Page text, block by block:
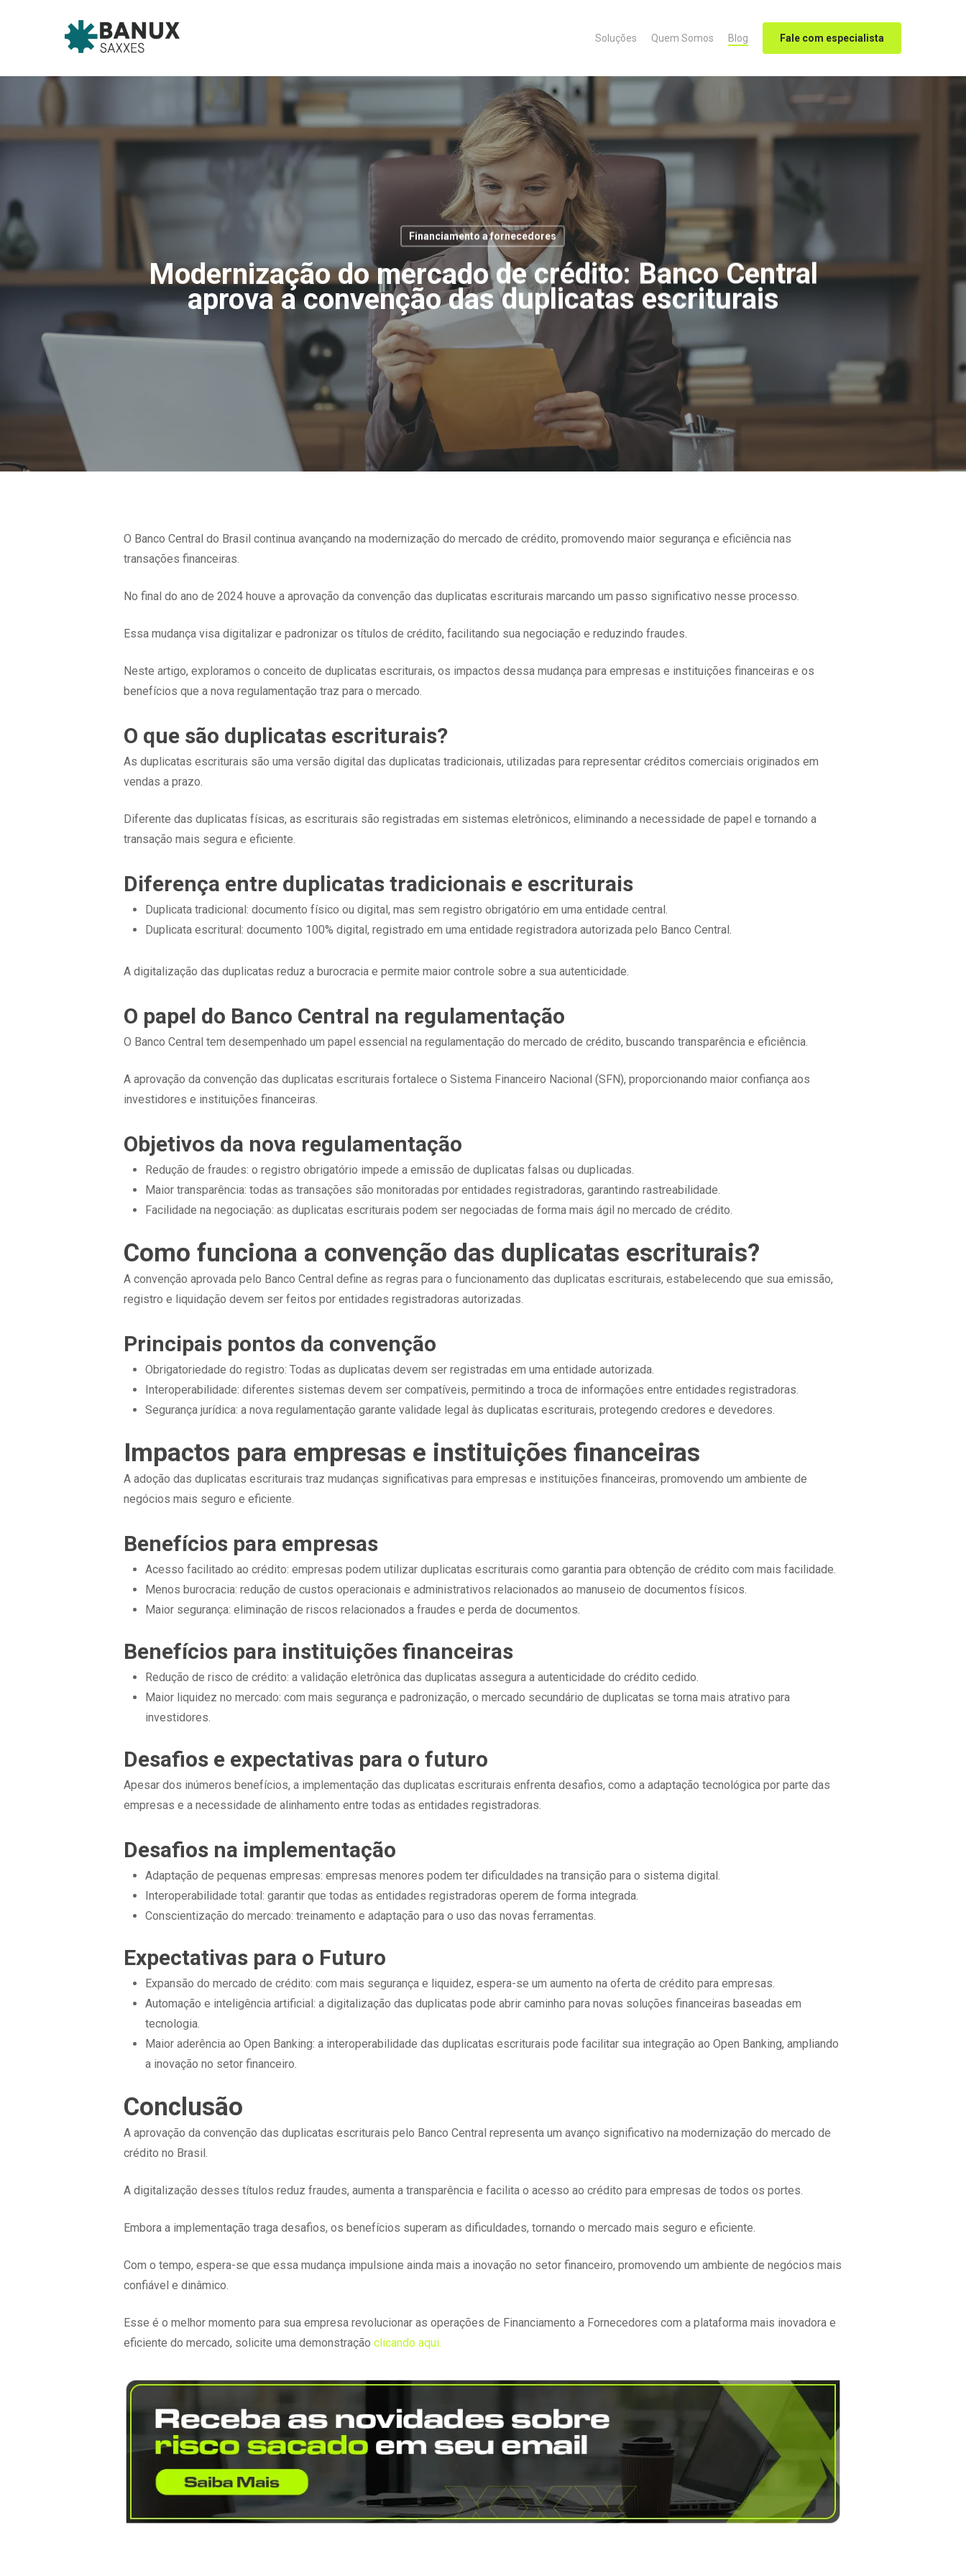
Soluções Quem Somos Blog Fale com especialista
Financiamento a fornecedores
Modernização do mercado de crédito: Banco Central
aprova a convenção das duplicatas escriturais
O Banco Central do Brasil continua avançando na modernização do mercado de crédito, promovendo maior segurança e eficiência nas
transações financeiras.
No final do ano de 2024 houve a aprovação da convenção das duplicatas escriturais marcando um passo significativo nesse processo.
Essa mudança visa digitalizar e padronizar os títulos de crédito, facilitando sua negociação e reduzindo fraudes.
Neste artigo, exploramos o conceito de duplicatas escriturais, os impactos dessa mudança para empresas e instituições financeiras e os
benefícios que a nova regulamentação traz para o mercado.
O que são duplicatas escriturais?
As duplicatas escriturais são uma versão digital das duplicatas tradicionais, utilizadas para representar créditos comerciais originados em
vendas a prazo.
Diferente das duplicatas físicas, as escriturais são registradas em sistemas eletrônicos, eliminando a necessidade de papel e tornando a
transação mais segura e eficiente.
Diferença entre duplicatas tradicionais e escriturais
Duplicata tradicional: documento físico ou digital, mas sem registro obrigatório em uma entidade central.
Duplicata escritural: documento 100% digital, registrado em uma entidade registradora autorizada pelo Banco Central.
A digitalização das duplicatas reduz a burocracia e permite maior controle sobre a sua autenticidade.
O papel do Banco Central na regulamentação
O Banco Central tem desempenhado um papel essencial na regulamentação do mercado de crédito, buscando transparência e eficiência.
A aprovação da convenção das duplicatas escriturais fortalece o Sistema Financeiro Nacional (SFN), proporcionando maior confiança aos
investidores e instituições financeiras.
Objetivos da nova regulamentação
Redução de fraudes: o registro obrigatório impede a emissão de duplicatas falsas ou duplicadas.
Maior transparência: todas as transações são monitoradas por entidades registradoras, garantindo rastreabilidade.
Facilidade na negociação: as duplicatas escriturais podem ser negociadas de forma mais ágil no mercado de crédito.
Como funciona a convenção das duplicatas escriturais?
A convenção aprovada pelo Banco Central define as regras para o funcionamento das duplicatas escriturais, estabelecendo que sua emissão,
registro e liquidação devem ser feitos por entidades registradoras autorizadas.
Principais pontos da convenção
Obrigatoriedade do registro: Todas as duplicatas devem ser registradas em uma entidade autorizada.
Interoperabilidade: diferentes sistemas devem ser compatíveis, permitindo a troca de informações entre entidades registradoras.
Segurança jurídica: a nova regulamentação garante validade legal às duplicatas escriturais, protegendo credores e devedores.
Impactos para empresas e instituições financeiras
A adoção das duplicatas escriturais traz mudanças significativas para empresas e instituições financeiras, promovendo um ambiente de
negócios mais seguro e eficiente.
Benefícios para empresas
Acesso facilitado ao crédito: empresas podem utilizar duplicatas escriturais como garantia para obtenção de crédito com mais facilidade.
Menos burocracia: redução de custos operacionais e administrativos relacionados ao manuseio de documentos físicos.
Maior segurança: eliminação de riscos relacionados a fraudes e perda de documentos.
Benefícios para instituições financeiras
Redução de risco de crédito: a validação eletrônica das duplicatas assegura a autenticidade do crédito cedido.
Maior liquidez no mercado: com mais segurança e padronização, o mercado secundário de duplicatas se torna mais atrativo para
investidores.
Desafios e expectativas para o futuro
Apesar dos inúmeros benefícios, a implementação das duplicatas escriturais enfrenta desafios, como a adaptação tecnológica por parte das
empresas e a necessidade de alinhamento entre todas as entidades registradoras.
Desafios na implementação
Adaptação de pequenas empresas: empresas menores podem ter dificuldades na transição para o sistema digital.
Interoperabilidade total: garantir que todas as entidades registradoras operem de forma integrada.
Conscientização do mercado: treinamento e adaptação para o uso das novas ferramentas.
Expectativas para o Futuro
Expansão do mercado de crédito: com mais segurança e liquidez, espera-se um aumento na oferta de crédito para empresas.
Automação e inteligência artificial: a digitalização das duplicatas pode abrir caminho para novas soluções financeiras baseadas em
tecnologia.
Maior aderência ao Open Banking: a interoperabilidade das duplicatas escriturais pode facilitar sua integração ao Open Banking, ampliando
a inovação no setor financeiro.
Conclusão
A aprovação da convenção das duplicatas escriturais pelo Banco Central representa um avanço significativo na modernização do mercado de
crédito no Brasil.
A digitalização desses títulos reduz fraudes, aumenta a transparência e facilita o acesso ao crédito para empresas de todos os portes.
Embora a implementação traga desafios, os benefícios superam as dificuldades, tornando o mercado mais seguro e eficiente.
Com o tempo, espera-se que essa mudança impulsione ainda mais a inovação no setor financeiro, promovendo um ambiente de negócios mais
confiável e dinâmico.
Esse é o melhor momento para sua empresa revolucionar as operações de Financiamento a Fornecedores com a plataforma mais inovadora e
eficiente do mercado, solicite uma demonstração clicando aqui.